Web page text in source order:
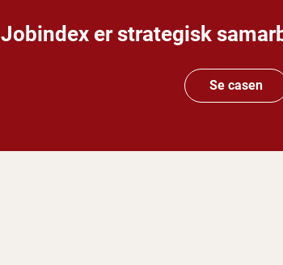
Jobindex er strategisk
Se casen